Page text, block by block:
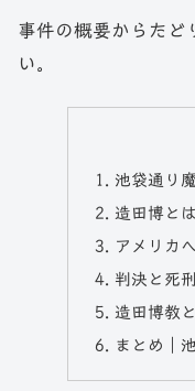
事件の概要からたど
い。
池袋通り
造田博と
アメリカ
判決と死
造田博教
まとめ｜